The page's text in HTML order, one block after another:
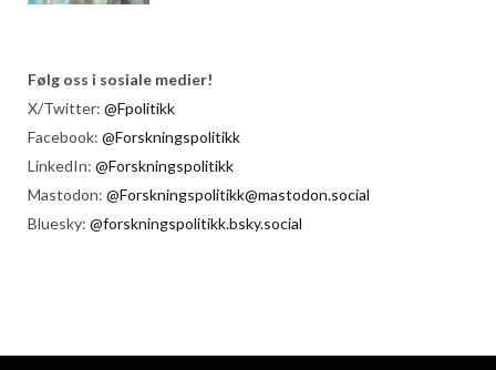
Følg oss i sosiale medier!
X/Twitter: @Fpolitikk
Facebook: @Forskningspolitikk
LinkedIn: @Forskningspolitikk
Mastodon: @Forskningspolitikk@mastodon.social
Bluesky: @forskningspolitikk.bsky.social